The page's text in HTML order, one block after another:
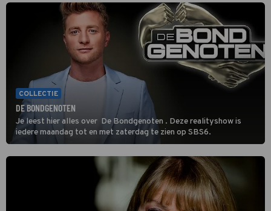
COLLECTIE
DE BONDGENOTEN
Je leest hier alles over De Bondgenoten . Deze realityshow is
iedere maandag tot en met zaterdag te zien op SBS6.